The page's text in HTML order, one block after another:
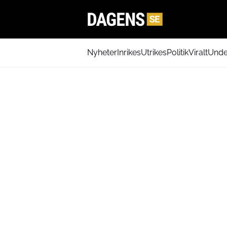
NyheterInrikesUtrikesPolitikViralt